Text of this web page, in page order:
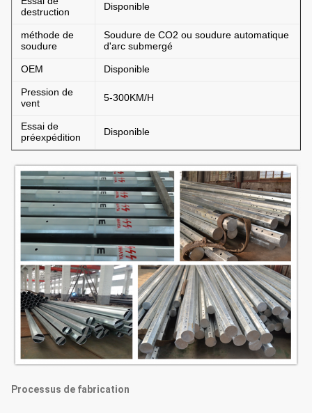
destruction
Disponible
méthode de
soudure
Soudure de CO2 ou soudure automatique
d'arc submergé
OEM Disponible
Pression de
vent
5-300KM/H
Essai de
préexpédition
Disponible
Processus de fabrication